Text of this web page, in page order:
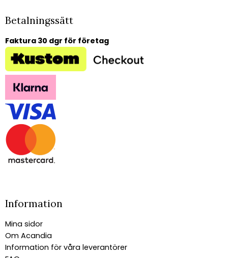
Betalningssätt
Faktura 30 dgr för företag
Information
Mina sidor
Om Acandia
Information för våra leverantörer